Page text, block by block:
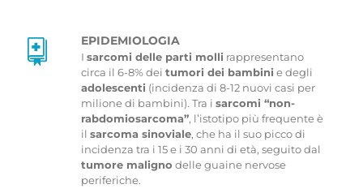
EPIDEMIOLOGIA
Isarcomi delle parti molli rappresentano
circa il 6-8% deitumori dei bambini e degli
adolescenti (incidenza di 8-12 nuovi casi per
milione di bambini). Tra isarcomi “non-
rabdomiosarcoma”, l’istotipo più frequente è
ilsarcoma sinoviale, che ha il suo picco di
incidenza tra i 15 e i 30 anni di età, seguito dal
tumore maligno delle guaine nervose
periferiche.